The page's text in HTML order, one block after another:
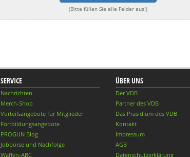
(Bitte füllen Sie alle Felder aus!)
SERVICE
Nachrichten
Merch-Shop
Vorteilsangebote für Mitglieder
Fortbildungsangebote
PROGUN Blog
Jobbörse und Nachfolge
Waffen-ABC
ÜBER UNS
Der VDB
Partner des VDB
Das Präsidium des VDB
Kontakt
Impressum
AGB
Datenschutzerklärung